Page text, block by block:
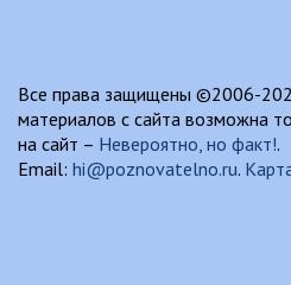
Все права защищены ©2006-
материалов с сайта возможна
на сайт – Невероятно, но факт!.
Email: hi@poznovatelno.ru.